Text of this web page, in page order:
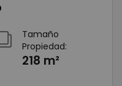
Tamaño
Propiedad:
218 m²